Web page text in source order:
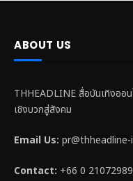
ABOUT US
THHEADLINE สื่อบันเทิงออ
เชิงบวกสู่สังคม
Email Us:
Contact: +66 0 21072989